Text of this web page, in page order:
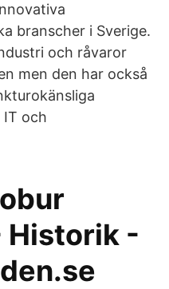
branscher i Sverige.
och råvaror
men den har också
IT och
Historik -